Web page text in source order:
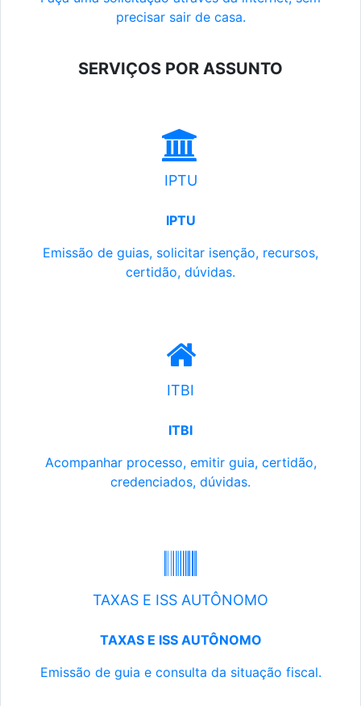
precisar sair de casa.
SERVIÇOS POR ASSUNTO
IPTU
IPTU
Emissão de guias, solicitar isenção, recursos,
certidão, dúvidas.
ITBI
ITBI
Acompanhar processo, emitir guia, certidão,
credenciados, dúvidas.
TAXAS E ISS AUTÔNOMO
TAXAS E ISS AUTÔNOMO
Emissão de guia e consulta da situação fiscal.